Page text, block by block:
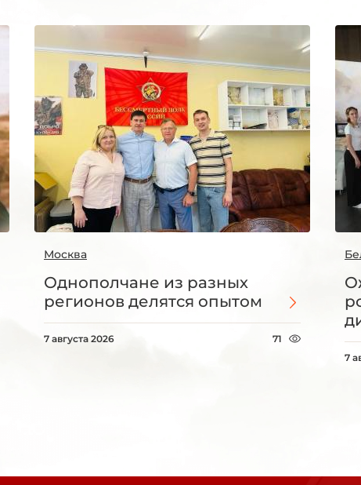
Москва
Однополчане из разных
регионов делятся опытом
7 августа 2026 71
7